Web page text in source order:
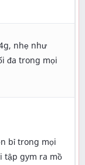
nhẹ như
đa trong mọi
bỉ trong mọi
tập gym ra mồ